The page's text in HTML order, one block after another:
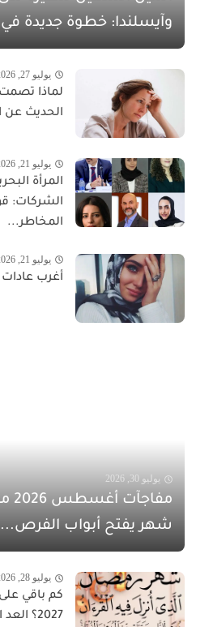
وآيسلندا: خطوة جديدة
يوليو 27, 2026
لماذا
الحديث عن
يوليو 21, 2026
المرأة
الشركات:
المخاطر...
يوليو 21, 2026
أغرب عادات
يوليو 30, 2026
شهر يفتح أبواب الفرص...
يوليو 28, 2026
كم باقي
2027؟ العد التنازلي...